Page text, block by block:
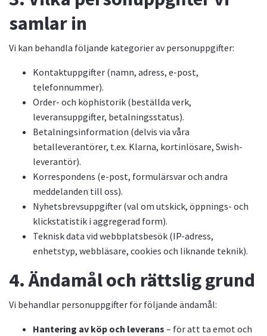
samlar in
Vi kan behandla följande kategorier av personuppgifter:
Kontaktuppgifter (namn, adress, e-post,
telefonnummer).
Order- och köphistorik (beställda verk,
leveransuppgifter, betalningsstatus).
Betalningsinformation (delvis via våra
betalleverantörer, t.ex. Klarna, kortinlösare, Swish-
leverantör).
Korrespondens (e-post, formulärsvar och andra
meddelanden till oss).
Nyhetsbrevsuppgifter (val om utskick, öppnings- och
klickstatistik i aggregerad form).
Teknisk data vid webbplatsbesök (IP-adress,
enhetstyp, webbläsare, cookies och liknande teknik).
4. Ändamål och rättslig grund
Vi behandlar personuppgifter för följande ändamål:
Hantering av köp och leverans – för att ta emot och